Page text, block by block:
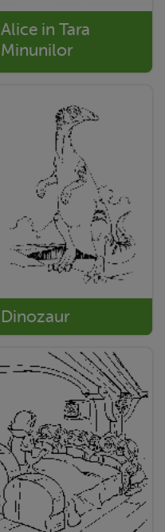
Alice in Tara
Minunilor
Dinozaur